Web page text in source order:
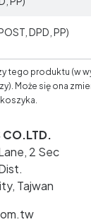
DPD, PP)
tego produktu (w
Może się ona
CO.LTD.
2 Sec
Tajwan